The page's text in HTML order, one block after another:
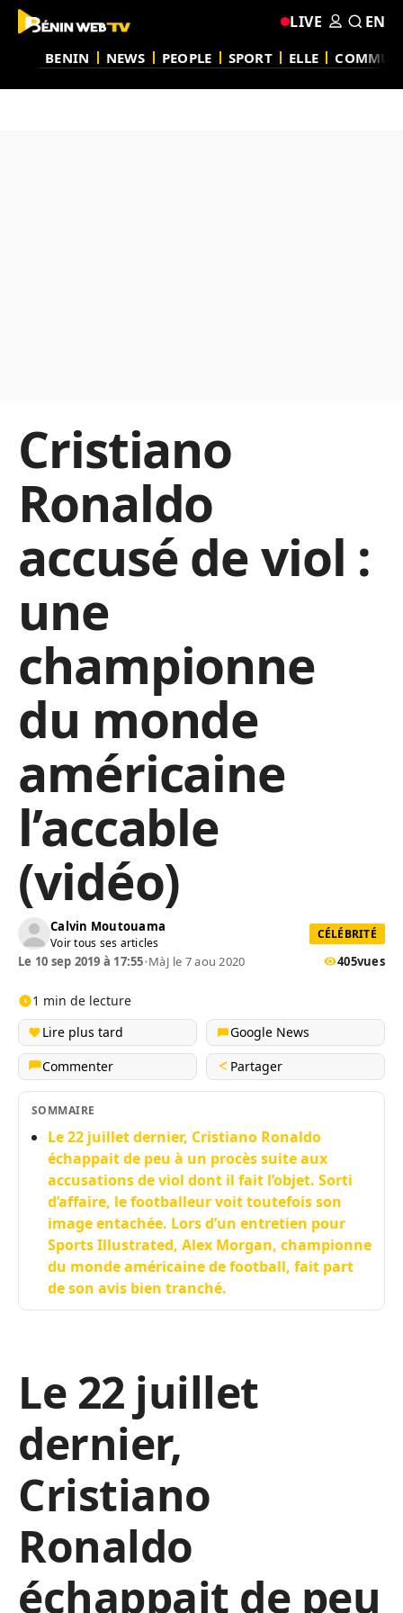
BENIN NEWS PEOPLE SPORT ELLE
LIVE EN
Cristiano
Ronaldo
accusé de viol :
une
championne
du monde
américaine
l’accable
(vidéo)
Calvin Moutouama
Voir tous ses articles
CÉLÉBRITÉ
Le 10 sep 2019 à 17:55•MàJ le 7 aou 2020 405vues
1 min de lecture
Lire plus tard
Google News
Commenter
Partager
SOMMAIRE
Le 22 juillet dernier, Cristiano Ronaldo
échappait de peu à un procès suite aux
accusations de viol dont il fait l’objet. Sorti
d’affaire, le footballeur voit toutefois son
image entachée. Lors d’un entretien pour
Sports Illustrated, Alex Morgan, championne
du monde américaine de football, fait part
de son avis bien tranché.
Le 22 juillet
dernier,
Cristiano
Ronaldo
échappait de peu